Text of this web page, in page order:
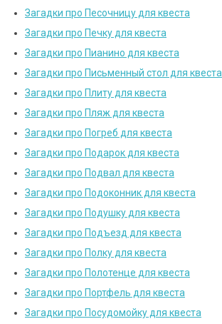
Загадки про Песочницу для квеста
Загадки про Печку для квеста
Загадки про Пианино для квеста
Загадки про Письменный стол для квеста
Загадки про Плиту для квеста
Загадки про Пляж для квеста
Загадки про Погреб для квеста
Загадки про Подарок для квеста
Загадки про Подвал для квеста
Загадки про Подоконник для квеста
Загадки про Подушку для квеста
Загадки про Подъезд для квеста
Загадки про Полку для квеста
Загадки про Полотенце для квеста
Загадки про Портфель для квеста
Загадки про Посудомойку для квеста